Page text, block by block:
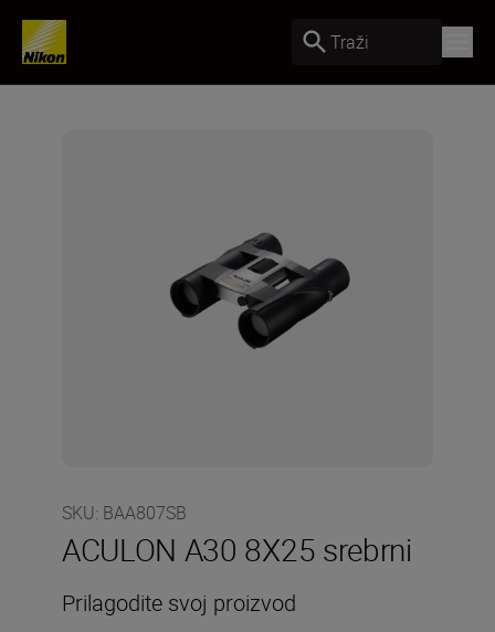
Traži
SKU: BAA807SB
ACULON A30 8X25 srebrni
Prilagodite svoj proizvod